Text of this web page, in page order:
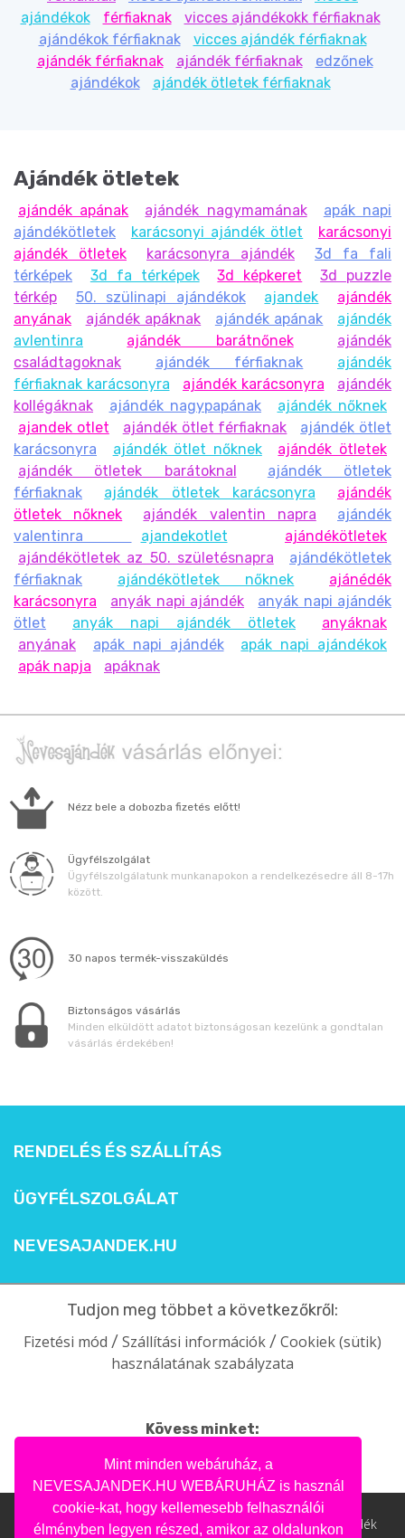
Mint minden webáruház, a
NEVESAJANDEK.HU WEBÁRUHÁZ is használ
cookie-kat, hogy kellemesebb felhasználói
élményben legyen részed, amikor az oldalunkon
ajándékok
férfiaknak
vicces ajándékokk férfiaknak
ajándékok férfiaknak
vicces ajándék férfiaknak
ajándék férfiaknak
ajándék férfiaknak
edzőnek
ajándékok
ajándék ötletek férfiaknak
Ajándék ötletek
ajándék apának ajándék nagymamának
apák napi
ajándékötletek
karácsonyi ajándék ötlet
karácsonyi
ajándék ötletek
karácsonyra ajándék
3d fa fali
térképek
3d fa térképek 3d képkeret
3d puzzle
térkép
50. szülinapi ajándékok ajandek
ajándék
anyának
ajándék apáknak ajándék apának
ajándék
avlentinra
ajándék barátnőnek
ajándék
családtagoknak
ajándék férfiaknak
ajándék
férfiaknak karácsonyra
ajándék karácsonyra
ajándék
kollégáknak
ajándék nagypapának
ajándék nőknek
ajandek otlet
ajándék ötlet férfiaknak
ajándék ötlet
karácsonyra
ajándék ötlet nőknek
ajándék ötletek
ajándék ötletek barátoknal
ajándék ötletek
férfiaknak
ajándék ötletek karácsonyra
ajándék
ötletek nőknek
ajándék valentin napra
ajándék
valentinra
ajandekotlet
ajándékötletek
ajándékötletek az 50. születésnapra
ajándékötletek
férfiaknak
ajándékötletek nőknek
ajánédék
karácsonyra
anyák napi ajándék
anyák napi ajándék
ötlet
anyák napi ajándék ötletek
anyáknak
anyának
apák napi ajándék
apák napi ajándékok
apák napja
apáknak
Nézz bele a dobozba fizetés előtt!
Ügyfélszolgálat
Ügyfélszolgálatunk munkanapokon a rendelkezésedre áll 8-17h
között.
30 napos termék-visszaküldés
Biztonságos vásárlás
Minden elküldött adatot biztonságosan kezelünk a gondtalan
vásárlás érdekében!
RENDELÉS ÉS SZÁLLÍTÁS
ÜGYFÉLSZOLGÁLAT
NEVESAJANDEK.HU
Tudjon meg többet a következőkről:
Fizetési mód / Szállítási információk / Cookiek (sütik)
használatának szabályzata
Kövess minket:
facebook
intagram
pinterest
youtube
Nevesajandek.hu © 2004- 2020 | Ajándék webáruház, ajándék